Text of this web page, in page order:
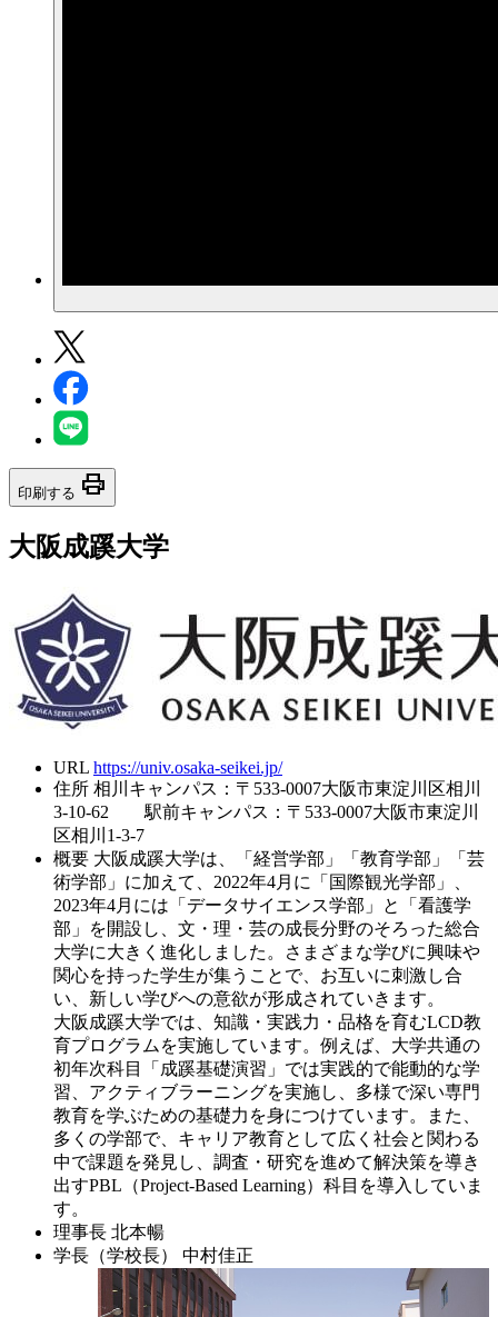
印刷する print
大阪成蹊大学
URL https://univ.osaka-seikei.jp/
住所 相川キャンパス：〒533-0007大阪市東淀川区相川
3-10-62 駅前キャンパス：〒533-0007大阪市東淀川
区相川1-3-7
概要 大阪成蹊大学は、「経営学部」「教育学部」「芸
術学部」に加えて、2022年4月に「国際観光学部」、
2023年4月には「データサイエンス学部」と「看護学
部」を開設し、文・理・芸の成長分野のそろった総合
大学に大きく進化しました。さまざまな学びに興味や
関心を持った学生が集うことで、お互いに刺激し合
い、新しい学びへの意欲が形成されていきます。
大阪成蹊大学では、知識・実践力・品格を育むLCD教
育プログラムを実施しています。例えば、大学共通の
初年次科目「成蹊基礎演習」では実践的で能動的な学
習、アクティブラーニングを実施し、多様で深い専門
教育を学ぶための基礎力を身につけています。また、
多くの学部で、キャリア教育として広く社会と関わる
中で課題を発見し、調査・研究を進めて解決策を導き
出すPBL（Project-Based Learning）科目を導入していま
す。
理事長 北本暢
学長（学校長）
中村佳正